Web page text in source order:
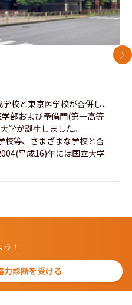
校と東京医学校が合併し、
部および予備門(第一高等
学が誕生しました。
校等、さまざまな学校と合
平成16)年には国立大学
次
！
力診断を受ける